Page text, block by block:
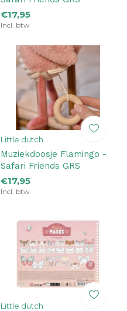
€17,95
Incl. btw
Little dutch
Muziekdoosje Flamingo ­
Safari Friends GRS
€17,95
Incl. btw
Little dutch